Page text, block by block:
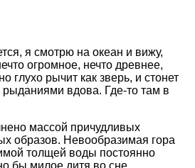
я смотрю на океан и вижу,
огромное, нечто древнее,
глухо рычит как зверь, и стонет
вдова. Где-то там в
массой причудливых
образов. Невообразимая гора
толщей воды постоянно
бы милое дитя во сне.